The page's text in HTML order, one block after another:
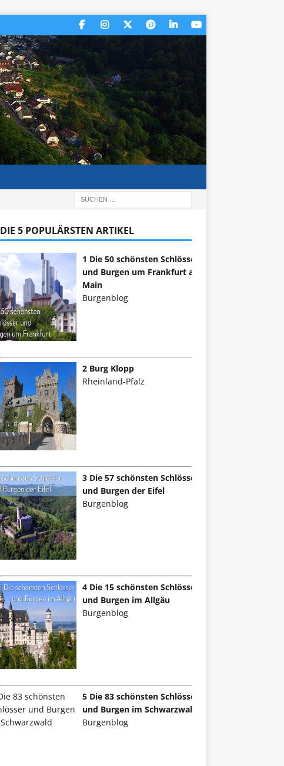
DIE 5 POPULÄRSTEN ARTIKEL
1 Die 50 schönsten Schlösser
und Burgen um Frankfurt am
Main
Burgenblog
2 Burg Klopp
Rheinland-Pfalz
3 Die 57 schönsten Schlösser
und Burgen der Eifel
Burgenblog
4 Die 15 schönsten Schlösser
und Burgen im Allgäu
Burgenblog
5 Die 83 schönsten Schlösser
und Burgen im Schwarzwald
Burgenblog